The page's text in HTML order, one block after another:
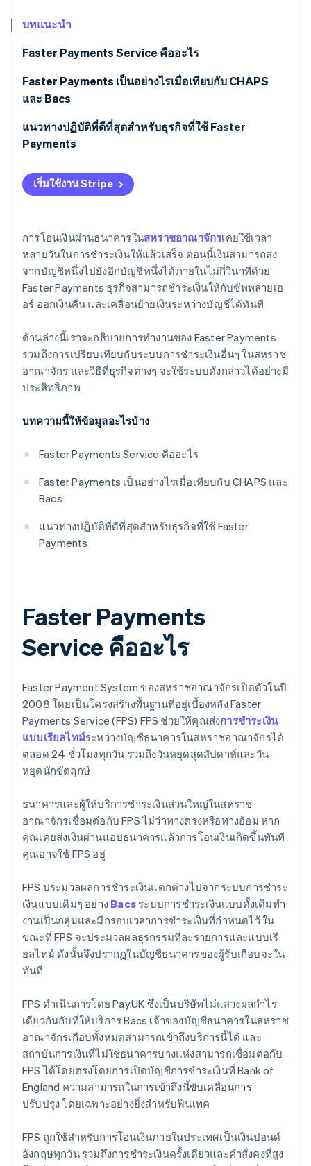
Stripe Sessions 2026
ดูว่า Stripe กำลังสร้างโครงสร้างพื้นฐานระบบเศรษฐกิจสำหรับ
AI อย่างไร
รับชมเลย
บทแนะนำ
Faster Payments Service คืออะไร
Faster Payments เป็นอย่างไรเมื่อเทียบกับ CHAPS
และ Bacs
ความเร็ว
ค่าใช้จ่าย
แนวทางปฏิบัติที่ดีที่สุดสําหรับธุรกิจที่ใช้ Faster
Payments
ค้นหาว่าโครงสร้างพื้นฐานของคุณรองรับอะไรบ้าง
ใช้ระบบอัตโนมัติ
แก้ไขกระบวนการกระทบยอด
ใช้กลยุทธ์แบบผสมผสาน
ตรวจสอบการเปลี่ยนแปลงของระบบ
เริ่มใช้งาน Stripe
การโอนเงินผ่านธนาคารในสหราชอาณาจักรเคยใช้เวลา
หลายวันในการชําระเงินให้แล้วเสร็จ ตอนนี้เงินสามารถส่ง
จากบัญชีหนึ่งไปยังอีกบัญชีหนึ่งได้ภายในไม่กี่วินาทีด้วย
Faster Payments ธุรกิจสามารถชําระเงินให้กับซัพพลายเอ
อร์ ออกเงินคืน และเคลื่อนย้ายเงินระหว่างบัญชีได้ทันที
ด้านล่างนี้เราจะอธิบายการทํางานของ Faster Payments
รวมถึงการเปรียบเทียบกับระบบการชําระเงินอื่นๆ ในสหราช
อาณาจักร และวิธีที่ธุรกิจต่างๆ จะใช้ระบบดังกล่าวได้อย่างมี
ประสิทธิภาพ
บทความนี้ให้ข้อมูลอะไรบ้าง
Faster Payments Service คืออะไร
Faster Payments เป็นอย่างไรเมื่อเทียบกับ CHAPS และ
Bacs
แนวทางปฏิบัติที่ดีที่สุดสําหรับธุรกิจที่ใช้ Faster
Payments
Faster Payments
Service คืออะไร
Faster Payment System ของสหราชอาณาจักรเปิดตัวในปี
2008 โดยเป็นโครงสร้างพื้นฐานที่อยู่เบื้องหลัง Faster
Payments Service (FPS) FPS ช่วยให้คุณส่งการชําระเงิน
แบบเรียลไทม์ระหว่างบัญชีธนาคารในสหราชอาณาจักรได้
ตลอด 24 ชั่วโมงทุกวัน รวมถึงวันหยุดสุดสัปดาห์และวัน
หยุดนักขัตฤกษ์
ธนาคารและผู้ให้บริการชําระเงินส่วนใหญ่ในสหราช
อาณาจักรเชื่อมต่อกับ FPS ไม่ว่าทางตรงหรือทางอ้อม หาก
คุณเคยส่งเงินผ่านแอปธนาคารแล้วการโอนเงินเกิดขึ้นทันที
คุณอาจใช้ FPS อยู่
FPS ประมวลผลการชําระเงินแตกต่างไปจากระบบการชําระ
เงินแบบเดิมๆ อย่าง Bacs ระบบการชําระเงินแบบดั้งเดิมทํา
งานเป็นกลุ่มและมีกรอบเวลาการชําระเงินที่กําหนดไว้ ใน
ขณะที่ FPS จะประมวลผลธุรกรรมทีละรายการและแบบเรี
ยลไทม์ ดังนั้นจึงปรากฏในบัญชีธนาคารของผู้รับเกือบจะใน
ทันที
FPS ดําเนินการโดย Pay.UK ซึ่งเป็นบริษัทไม่แสวงผลกําไร
เดียวกันกับที่ให้บริการ Bacs เจ้าของบัญชีธนาคารในสหราช
อาณาจักรเกือบทั้งหมดสามารถเข้าถึงบริการนี้ได้ และ
สถาบันการเงินที่ไม่ใช่ธนาคารบางแห่งสามารถเชื่อมต่อกับ
FPS ได้โดยตรงโดยการเปิดบัญชีการชําระเงินที่ Bank of
England ความสามารถในการเข้าถึงนี้ขับเคลื่อนการ
ปรับปรุง โดยเฉพาะอย่างยิ่งสําหรับฟินเทค
FPS ถูกใช้สำหรับการโอนเงินภายในประเทศเป็นเงินปอนด์
อังกฤษทุกวัน รวมถึงการชำระเงินครั้งเดียวและคำสั่งคงที่สูง